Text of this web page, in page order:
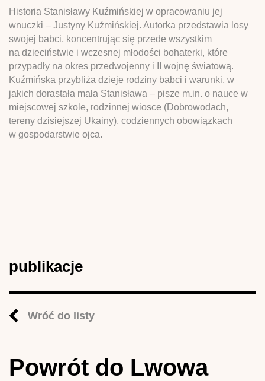
Historia Stanisławy Kuźmińskiej w opracowaniu jej
wnuczki – Justyny Kuźmińskiej. Autorka przedstawia losy
swojej babci, koncentrując się przede wszystkim
na dzieciństwie i wczesnej młodości bohaterki, które
przypadły na okres przedwojenny i II wojnę światową.
Kuźmińska przybliża dzieje rodziny babci i warunki, w
jakich dorastała mała Stanisława – pisze m.in. o nauce w
miejscowej szkole, rodzinnej wiosce (Dobrowodach,
tereny dzisiejszej Ukainy), codziennych obowiązkach
w gospodarstwie ojca.
publikacje
Wróć do listy
Powrót do Lwowa